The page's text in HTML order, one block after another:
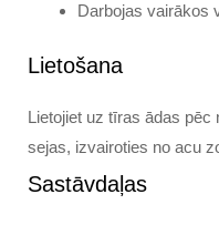
Darbojas vairākos
Lietošana
Lietojiet uz tīras ādas
sejas, izvairoties no acu
Sastāvdaļas